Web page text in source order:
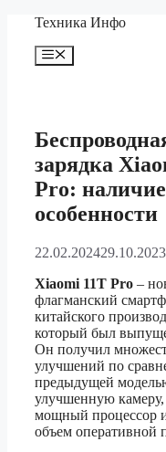
Перейти
содержимому
Техника Инфо
Меню
зарядка
Pro:
особенности
22.02.202429.10.2023
Xiaomi 11T Pro –
флагманский
китайского
который был
Он получил
улучшений по
предыдущей
улучшенную камеру,
мощный процессор
объем оперативной